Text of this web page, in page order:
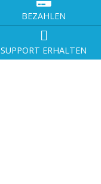
BEZAHLEN
SUPPORT ERHALTEN